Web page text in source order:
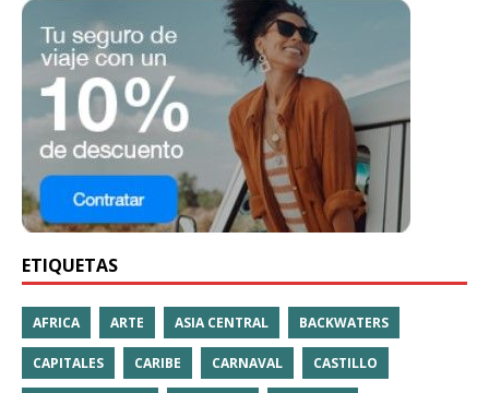
ETIQUETAS
AFRICA ARTE ASIA CENTRAL BACKWATERS
CAPITALES CARIBE CARNAVAL CASTILLO